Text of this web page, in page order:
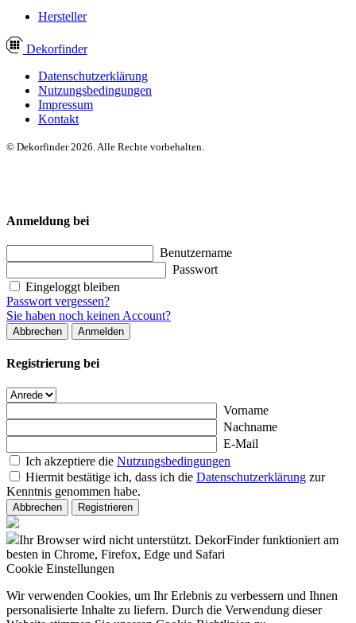
Hersteller
Dekorfinder
Datenschutzerklärung
Nutzungsbedingungen
Impressum
Kontakt
© Dekorfinder 2026. Alle Rechte vorbehalten.
Anmeldung bei
Benutzername
Passwort
Eingeloggt bleiben
Passwort vergessen?
Sie haben noch keinen Account?
Abbrechen Anmelden
Registrierung bei
Vorname
Nachname
E-Mail
Ich akzeptiere die Nutzungsbedingungen
Hiermit bestätige ich, dass ich die Datenschutzerklärung zur
Kenntnis genommen habe.
Abbrechen Registrieren
Ihr Browser wird nicht unterstützt. DekorFinder funktioniert am
besten in Chrome, Firefox, Edge und Safari
Cookie Einstellungen
Wir verwenden Cookies, um Ihr Erlebnis zu verbessern und Ihnen
personalisierte Inhalte zu liefern. Durch die Verwendung dieser